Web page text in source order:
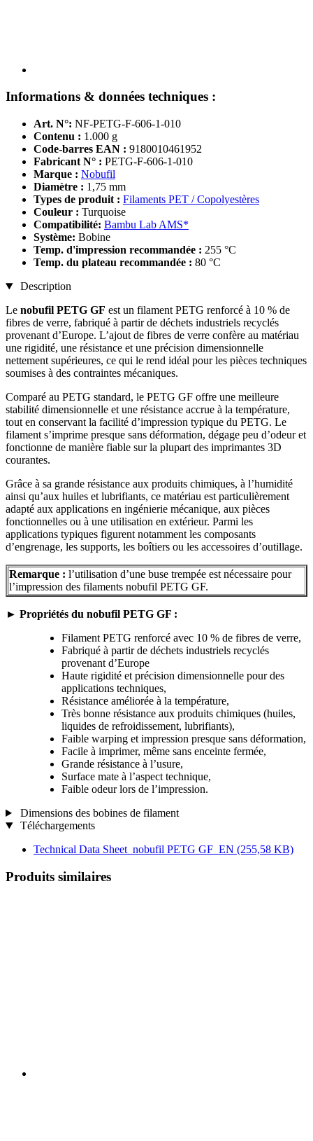
Informations & données techniques :
Art. N°: NF-PETG-F-606-1-010
Contenu : 1.000 g
Code-barres EAN : 9180010461952
Fabricant N° : PETG-F-606-1-010
Marque : Nobufil
Diamètre : 1,75 mm
Types de produit : Filaments PET / Copolyestères
Couleur : Turquoise
Compatibilité: Bambu Lab AMS*
Système: Bobine
Temp. d'impression recommandée : 255 °C
Temp. du plateau recommandée : 80 °C
Description
Le nobufil PETG GF est un filament PETG renforcé à 10 % de
fibres de verre, fabriqué à partir de déchets industriels recyclés
provenant d’Europe. L’ajout de fibres de verre confère au matériau
une rigidité, une résistance et une précision dimensionnelle
nettement supérieures, ce qui le rend idéal pour les pièces techniques
soumises à des contraintes mécaniques.
Comparé au PETG standard, le PETG GF offre une meilleure
stabilité dimensionnelle et une résistance accrue à la température,
tout en conservant la facilité d’impression typique du PETG. Le
filament s’imprime presque sans déformation, dégage peu d’odeur et
fonctionne de manière fiable sur la plupart des imprimantes 3D
courantes.
Grâce à sa grande résistance aux produits chimiques, à l’humidité
ainsi qu’aux huiles et lubrifiants, ce matériau est particulièrement
adapté aux applications en ingénierie mécanique, aux pièces
fonctionnelles ou à une utilisation en extérieur. Parmi les
applications typiques figurent notamment les composants
d’engrenage, les supports, les boîtiers ou les accessoires d’outillage.
Remarque : l’utilisation d’une buse trempée est nécessaire pour
l’impression des filaments nobufil PETG GF.
► Propriétés du nobufil PETG GF :
Filament PETG renforcé avec 10 % de fibres de verre,
Fabriqué à partir de déchets industriels recyclés
provenant d’Europe
Haute rigidité et précision dimensionnelle pour des
applications techniques,
Résistance améliorée à la température,
Très bonne résistance aux produits chimiques (huiles,
liquides de refroidissement, lubrifiants),
Faible warping et impression presque sans déformation,
Facile à imprimer, même sans enceinte fermée,
Grande résistance à l’usure,
Surface mate à l’aspect technique,
Faible odeur lors de l’impression.
Dimensions des bobines de filament
Téléchargements
Technical Data Sheet_nobufil PETG GF_EN (255,58 KB)
Produits similaires